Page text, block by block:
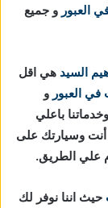
العبور و جميع
السيد هي اقل
العبور و
باعلي
أنت وسيارتك على
علي الطريق.
حيث اننا نوفر لك